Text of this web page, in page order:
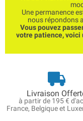
Une permanence
nous répondons
Vous pouvez
votre patience, voici
Livraison
à partir de 195 €
France, Belgique et